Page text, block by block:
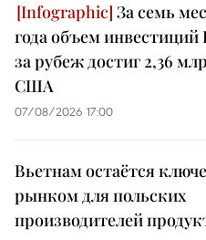
За семь
года объем инвестиций
за рубеж достиг 2,36
США
07/08/2026 17:00
Вьетнам остаётся
рынком для польских
производителей